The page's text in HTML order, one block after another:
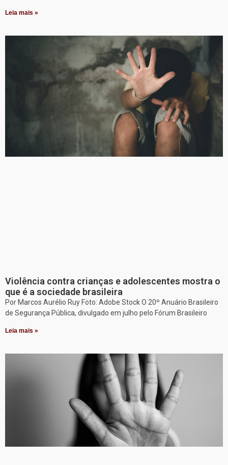
Leia mais »
Violência contra crianças e adolescentes mostra o
que é a sociedade brasileira
Por Marcos Aurélio Ruy Foto: Adobe Stock O 20º Anuário Brasileiro
de Segurança Pública, divulgado em julho pelo Fórum Brasileiro
Leia mais »